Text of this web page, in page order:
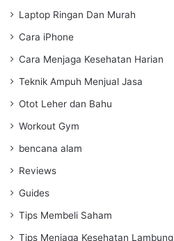
Laptop Ringan Dan Murah
Cara iPhone
Cara Menjaga Kesehatan Harian
Teknik Ampuh Menjual Jasa
Otot Leher dan Bahu
Workout Gym
bencana alam
Reviews
Guides
Tips Membeli Saham
Tips Menjaga Kesehatan Lambung